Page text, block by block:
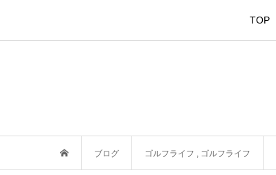
TOP
ブログ ゴルフライフ ゴルフライフ